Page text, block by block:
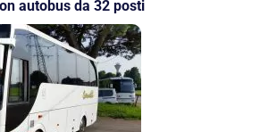
autobus da 32 posti